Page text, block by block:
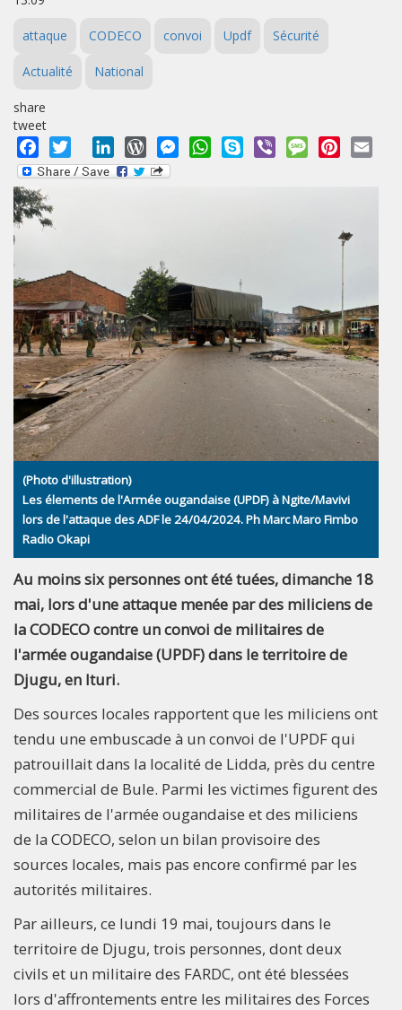
attaque CODECO convoi Updf Sécurité
Actualité National
share
tweet
Facebook
Twitter LinkedInWordPressMessengerWhatsApp
Skype Viber MessagePinterest
(Photo d'illustration)
Les élements de l'Armée ougandaise (UPDF) à Ngite/Mavivi
lors de l'attaque des ADF le 24/04/2024. Ph Marc Maro Fimbo
Radio Okapi
Au moins six personnes ont été tuées, dimanche 18
mai, lors d'une attaque menée par des miliciens de
la CODECO contre un convoi de militaires de
l'armée ougandaise (UPDF) dans le territoire de
Djugu, en Ituri.
Des sources locales rapportent que les miliciens ont
tendu une embuscade à un convoi de l'UPDF qui
patrouillait dans la localité de Lidda, près du centre
commercial de Bule. Parmi les victimes figurent des
militaires de l'armée ougandaise et des miliciens
de la CODECO, selon un bilan provisoire des
sources locales, mais pas encore confirmé par les
autorités militaires.
Par ailleurs, ce lundi 19 mai, toujours dans le
territoire de Djugu, trois personnes, dont deux
civils et un militaire des FARDC, ont été blessées
lors d'affrontements entre les militaires des Forces